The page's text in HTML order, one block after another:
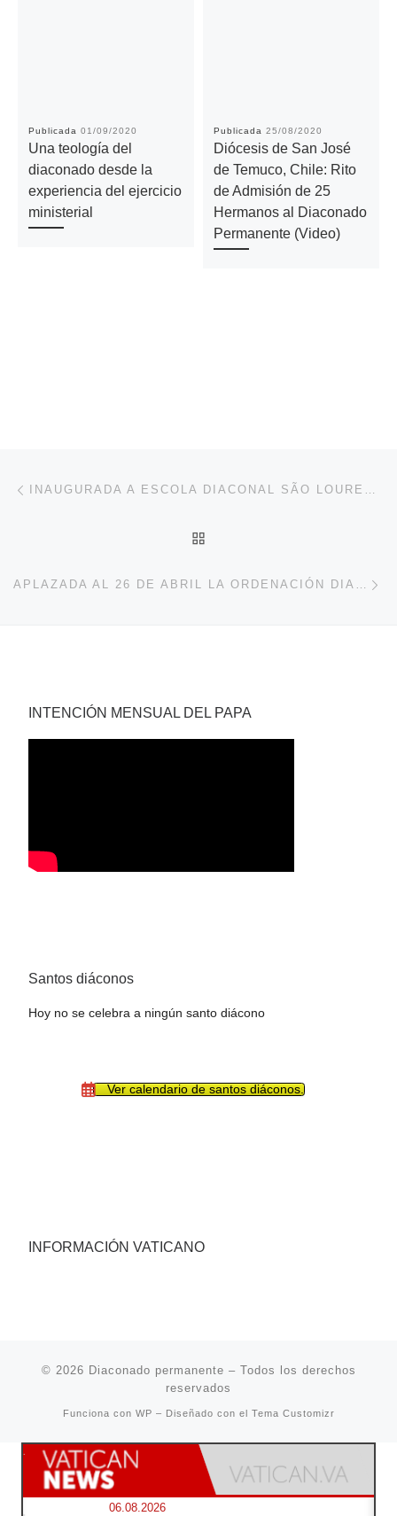
Publicada 01/09/2020
Una teología del
diaconado desde la
experiencia del ejercicio
ministerial
Publicada 25/08/2020
Diócesis de San José
de Temuco, Chile: Rito
de Admisión de 25
Hermanos al Diaconado
Permanente (Video)
Navegación de entradas INAUGURADA A ESCOLA DIACONAL SÃO LOURENÇO DE PORTO ALEGRE (RS. BRASIL)
APLAZADA AL 26 DE ABRIL LA ORDENACIÓN DIACONAL DE ROBERTO CASAS EN BILBAO, ESPAÑA
INTENCIÓN MENSUAL DEL PAPA
Santos diáconos
Hoy no se celebra a ningún santo diácono
Ver calendario de santos diáconos.
INFORMACIÓN VATICANO
© 2026 Diaconado permanente – Todos los derechos
reservados
Funciona con WP – Diseñado con el Tema Customizr
06.08.2026